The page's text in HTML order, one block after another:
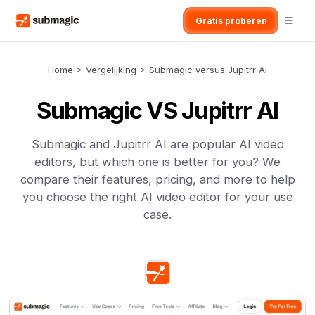
Gratis proberen
Home > Vergelijking > Submagic versus Jupitrr AI
Submagic VS Jupitrr AI
Submagic and Jupitrr AI are popular AI video
editors, but which one is better for you? We
compare their features, pricing, and more to help
you choose the right AI video editor for your use
case.